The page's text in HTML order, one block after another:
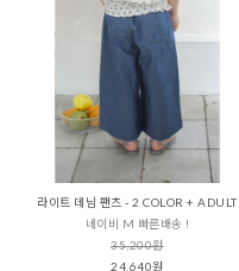
라이트 데님 팬츠 - 2 COLOR + ADULT
네이비 M 빠른배송 !
35,200원
24,640원